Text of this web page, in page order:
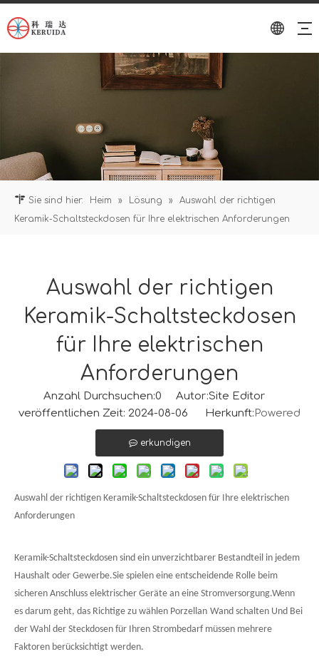
Sie sind hier: Heim » Lösung »
Auswahl der richtigen
Keramik-Schaltsteckdosen für Ihre elektrischen Anforderungen
Auswahl der richtigen
Keramik-Schaltsteckdosen
für Ihre elektrischen
Anforderungen
Anzahl Durchsuchen:0 Autor:Site Editor
veröffentlichen Zeit: 2024-08-06 Herkunft: Powered
erkundigen
Auswahl der richtigen Keramik-Schaltsteckdosen für Ihre elektrischen
Anforderungen
Keramik-Schaltsteckdosen sind ein unverzichtbarer Bestandteil in jedem
Haushalt oder Gewerbe.Sie spielen eine entscheidende Rolle beim
sicheren Anschluss elektrischer Geräte an eine Stromversorgung.Wenn
es darum geht, das Richtige zu wählen Porzellan Wand schalten Und Bei
der Wahl der Steckdosen für Ihren Strombedarf müssen mehrere
Faktoren berücksichtigt werden.